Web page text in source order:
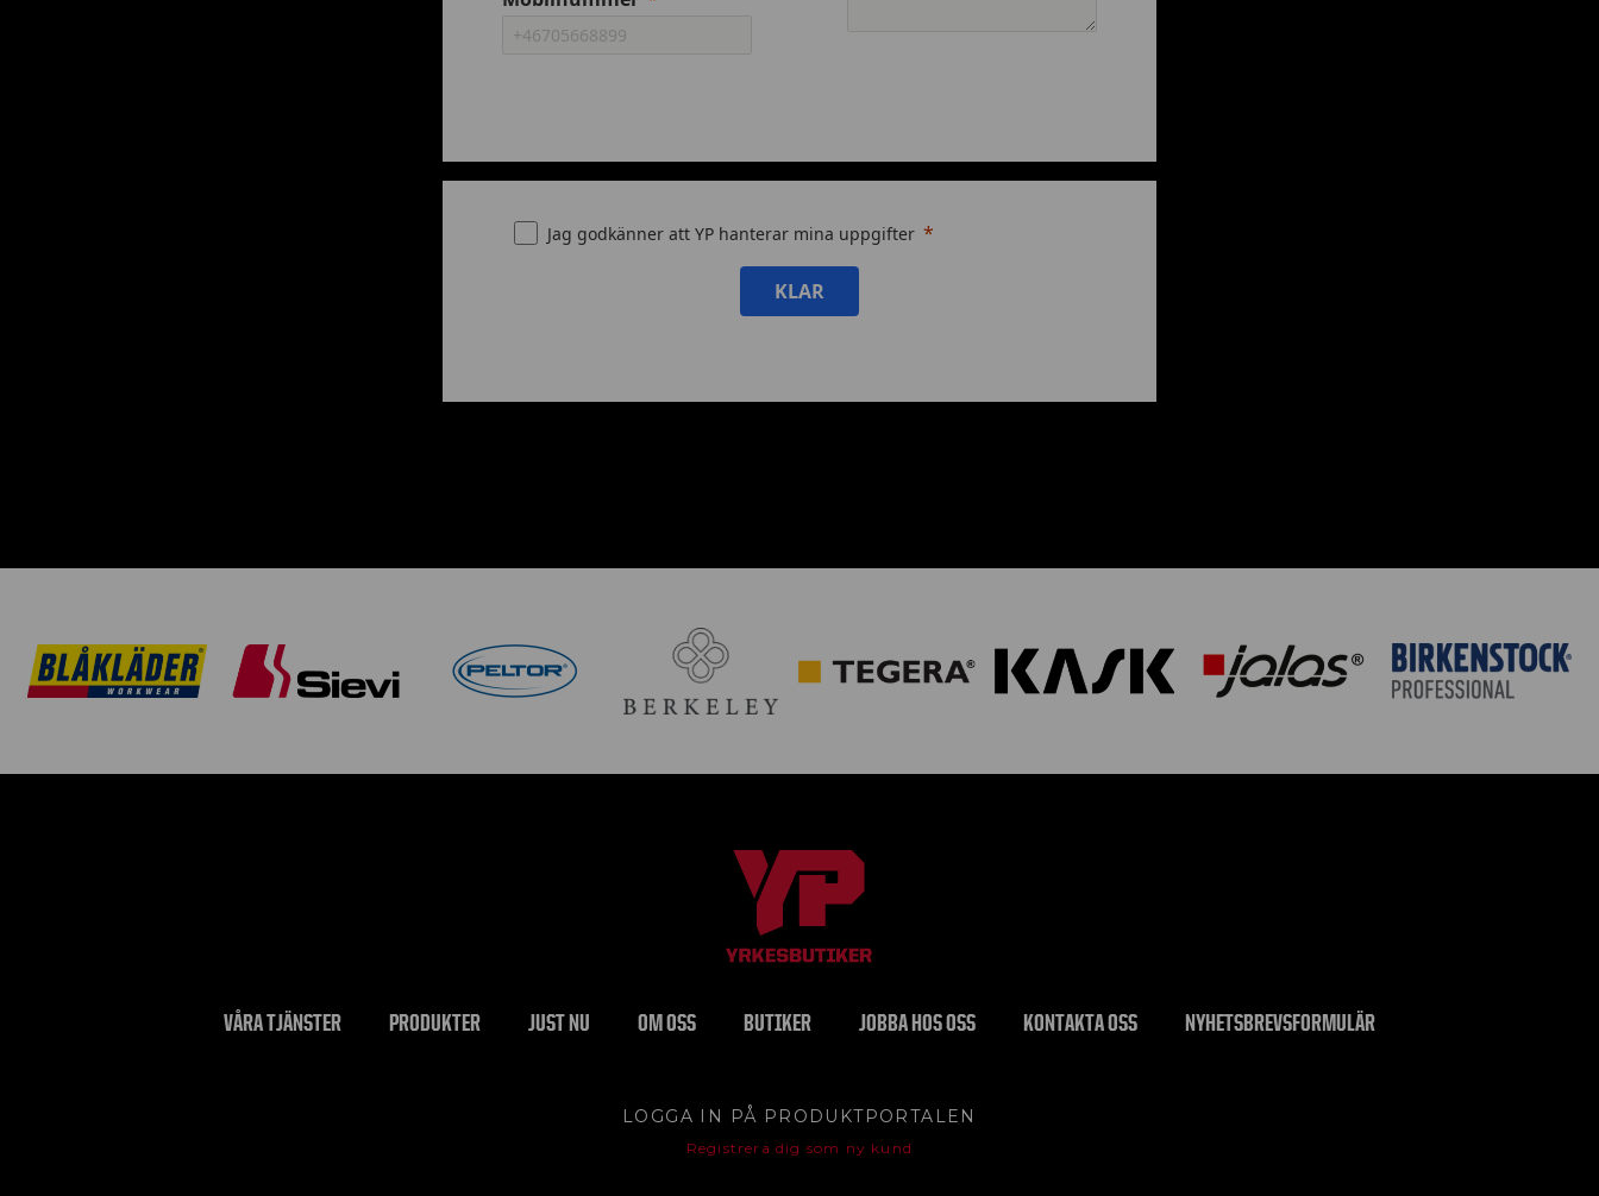
Jag godkänner att YP hanterar mina uppgifter
KLAR
VÅRA TJÄNSTER PRODUKTER JUST NU OM OSS BUTIKER JOBBA HOS OSS KONTAKTA OSS NYHETSBREVSFORMULÄR
LOGGA IN PÅ PRODUKTPORTALEN
Registrera dig som ny kund